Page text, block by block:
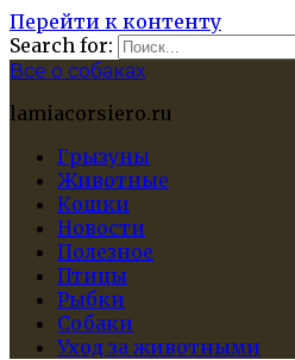
Перейти к контенту
Search for:
Все о собаках
lamiacorsiero.ru
Грызуны
Животные
Кошки
Новости
Полезное
Птицы
Рыбки
Собаки
Уход за животными